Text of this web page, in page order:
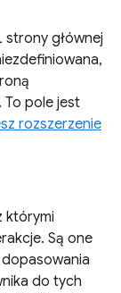
strony głównej
To pole jest
rozszerzenie
którymi
Są one
do tych